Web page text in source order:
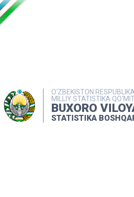
O‘ZBEKISTON
MILLIY STATISTIKA
BUXORO
STATISTIKA
MATBUOT